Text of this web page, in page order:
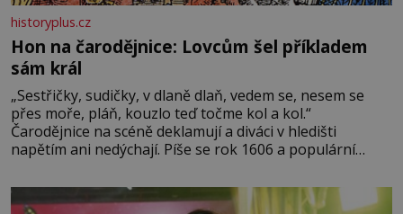
historyplus.cz
Hon na čarodějnice: Lovcům šel příkladem
sám král
„Sestřičky, sudičky, v dlaně dlaň, vedem se, nesem se
přes moře, pláň, kouzlo teď točme kol a kol.“
Čarodějnice na scéně deklamují a diváci v hledišti
napětím ani nedýchají. Píše se rok 1606 a populární
Tragédii o Macbethovi. Napsal ji pro krále Jakuba I., jenž
v roce 1603 vystřídal